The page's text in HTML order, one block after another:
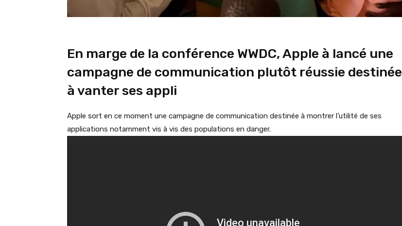
En marge de la conférence WWDC, Apple à lancé une
campagne de communication plutôt réussie destinée
à vanter ses appli
Apple sort en ce moment une campagne de communication destinée à montrer l’utilité de ses
applications notamment vis à vis des populations en danger.